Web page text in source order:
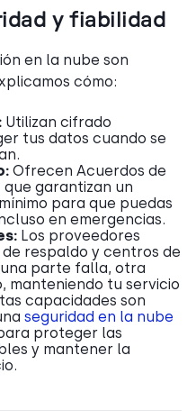
y fiabilidad
en la nube son
cómo:
Utilizan cifrado
tus datos cuando se
Ofrecen Acuerdos de
que garantizan un
para que puedas
en emergencias.
Los proveedores
respaldo y centros de
una parte falla, otra
manteniendo tu servicio
capacidades son
seguridad en la nube
proteger las
y mantener la